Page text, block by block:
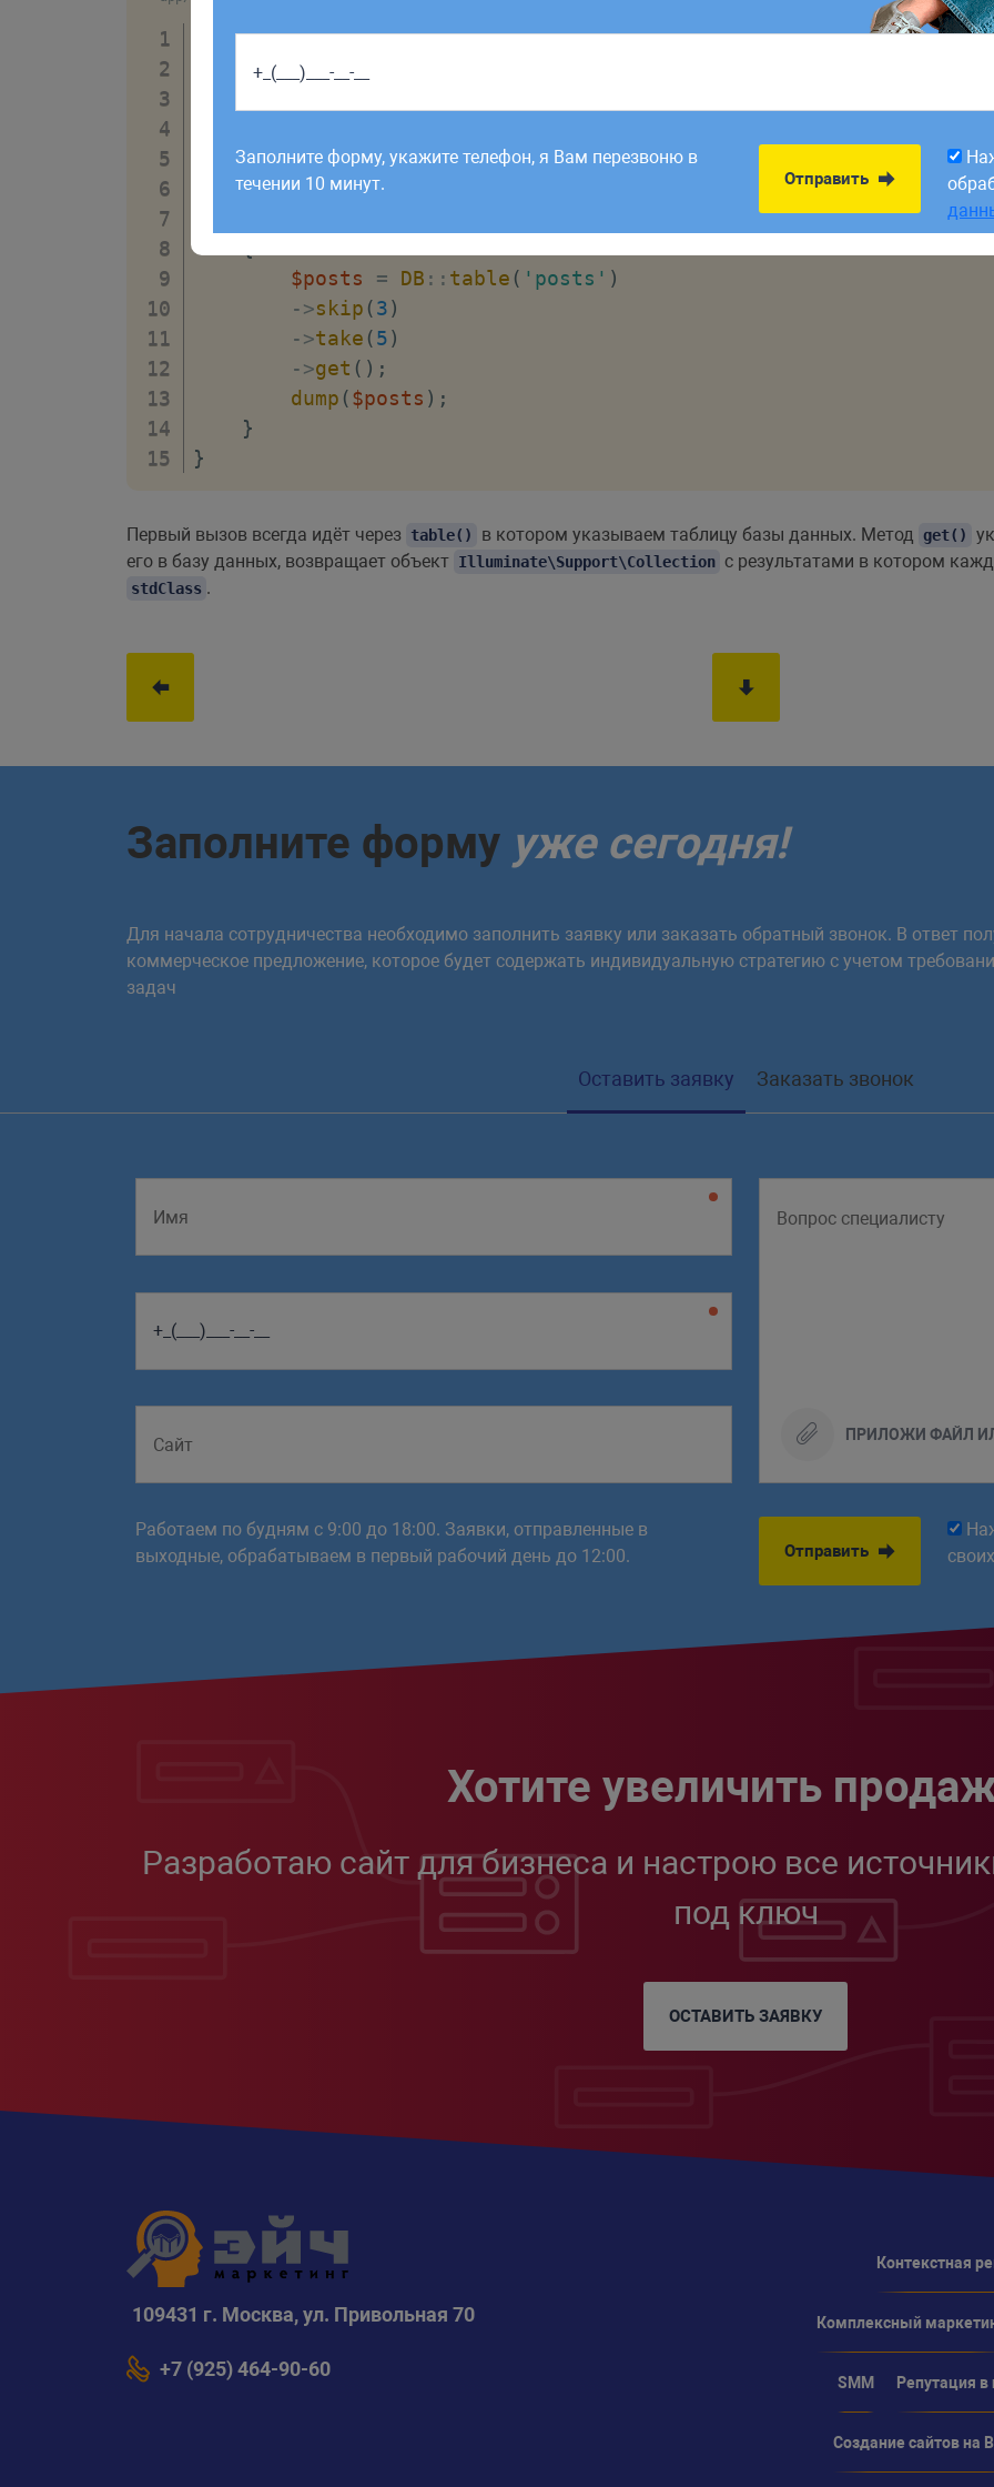
<?php
namespace
App\
class PostController extends Controller
$posts
= DB :: table ( 'posts' )
->skip (3)
->take (5)
->get ( ) ;
dump ($posts ) ;
}
}
Первый вызов всегда идёт через table() в котором указываем таблицу базы данных. Метод get()
его в базу данных, возвращает объект Illuminate\Support\Collection c результатами в котором
stdClass .
Заполните форму уже сегодня!
Для начала сотрудничества необходимо заполнить заявку или заказать обратный звонок. В ответ
коммерческое предложение, которое будет содержать индивидуальную стратегию с учетом
задач
Оставить заявку Заказать звонок
ПРИЛОЖИ ФАЙЛ
Работаем по будням с 9:00 до 18:00. Заявки, отправленные в
выходные, обрабатываем в первый рабочий день до 12:00.
Отправить
своих
Хотите увеличить
Разработаю сайт для бизнеса и настрою все
под ключ
ОСТАВИТЬ ЗАЯВКУ
109431 г. Москва, ул. Привольная 70
+7 (925) 464-90-60
Контекстная
Комплексный
SMM Репутация в
Создание сайтов на
Работаем по будням с 9:00 до 18:00. Заявки,
рабочий день до 12:00.
Заполните форму, укажите телефон, я Вам перезвоню в
течении 10 минут.
Отправить